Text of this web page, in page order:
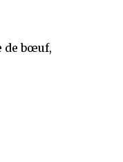
de bœuf,